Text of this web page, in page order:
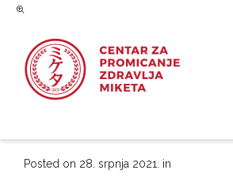
Posted on 28. srpnja 2021. in